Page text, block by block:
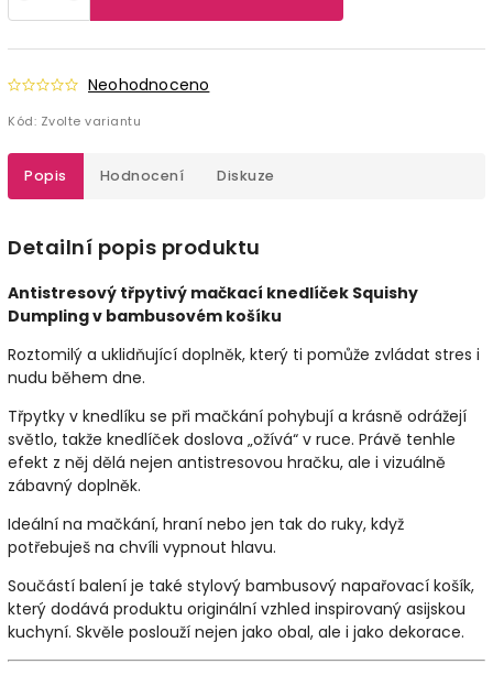
Neohodnoceno
Kód: Zvolte variantu
Popis Hodnocení Diskuze
Detailní popis produktu
Antistresový třpytivý mačkací knedlíček Squishy
Dumpling v bambusovém košíku
Roztomilý a uklidňující doplněk, který ti pomůže zvládat stres i
nudu během dne.
Třpytky v knedlíku se při mačkání pohybují a krásně odrážejí
světlo, takže knedlíček doslova „ožívá“ v ruce. Právě tenhle
efekt z něj dělá nejen antistresovou hračku, ale i vizuálně
zábavný doplněk.
Ideální na mačkání, hraní nebo jen tak do ruky, když
potřebuješ na chvíli vypnout hlavu.
Součástí balení je také stylový bambusový napařovací košík,
který dodává produktu originální vzhled inspirovaný asijskou
kuchyní. Skvěle poslouží nejen jako obal, ale i jako dekorace.